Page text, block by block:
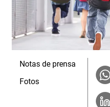
Notas de prensa
Fotos